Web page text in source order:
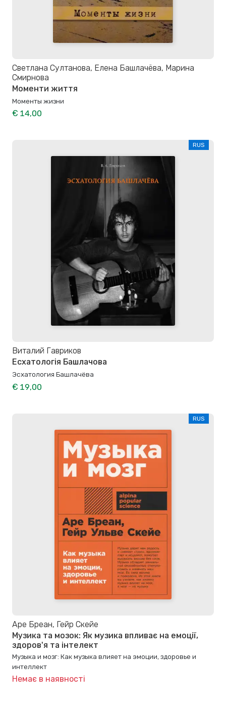
Светлана Султанова, Елена Башлачёва, Марина
Смирнова
Моменти життя
Моменты жизни
€ 14,00
RUS
Виталий Гавриков
Есхатологія Башлачова
Эсхатология Башлачёва
€ 19,00
RUS
Аре Бреан, Гейр Скейе
Музика та мозок: Як музика впливає на емоції,
здоров'я та інтелект
Музыка и мозг: Как музыка влияет на эмоции, здоровье и
интеллект
Немає в наявності